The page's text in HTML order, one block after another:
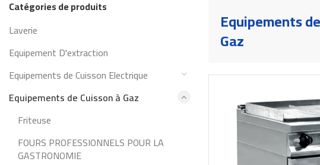
Catégories de produits
Laverie
Equipement D'extraction
Equipements de Cuisson Electrique
Equipements de Cuisson à Gaz
Friteuse
FOURS PROFESSIONNELS POUR LA
GASTRONOMIE
Equipements
Gaz